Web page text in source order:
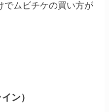
でムビチケの買い方が
ン）